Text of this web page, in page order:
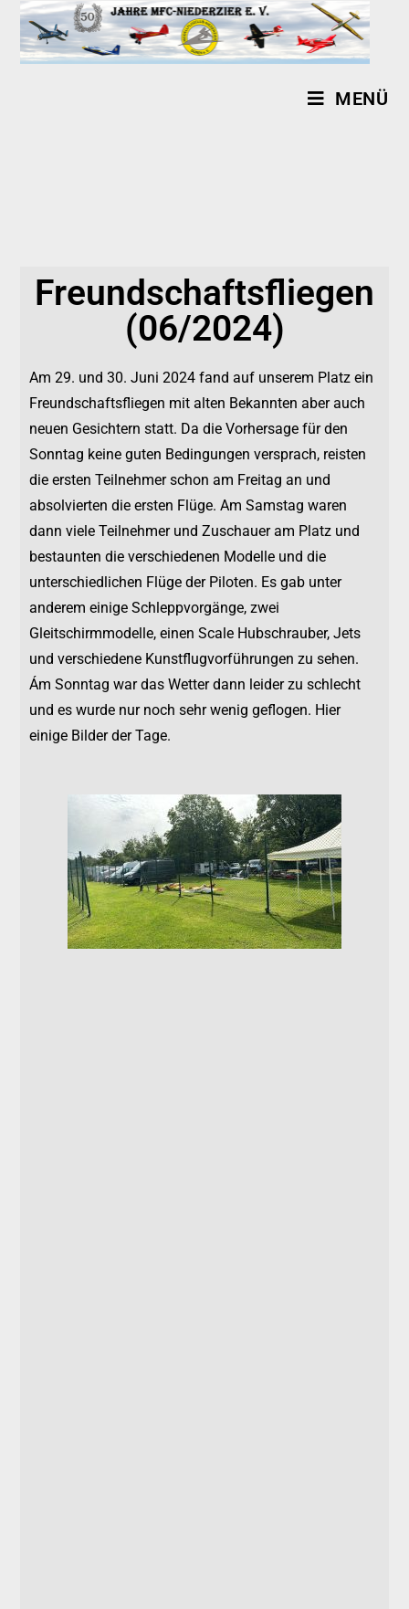
MENÜ
Freundschaftsfliegen
(06/2024)
Am 29. und 30. Juni 2024 fand auf unserem Platz ein
Freundschaftsfliegen mit alten Bekannten aber auch
neuen Gesichtern statt. Da die Vorhersage für den
Sonntag keine guten Bedingungen versprach, reisten
die ersten Teilnehmer schon am Freitag an und
absolvierten die ersten Flüge. Am Samstag waren
dann viele Teilnehmer und Zuschauer am Platz und
bestaunten die verschiedenen Modelle und die
unterschiedlichen Flüge der Piloten. Es gab unter
anderem einige Schleppvorgänge, zwei
Gleitschirmmodelle, einen Scale Hubschrauber, Jets
und verschiedene Kunstflugvorführungen zu sehen.
Ám Sonntag war das Wetter dann leider zu schlecht
und es wurde nur noch sehr wenig geflogen. Hier
einige Bilder der Tage.